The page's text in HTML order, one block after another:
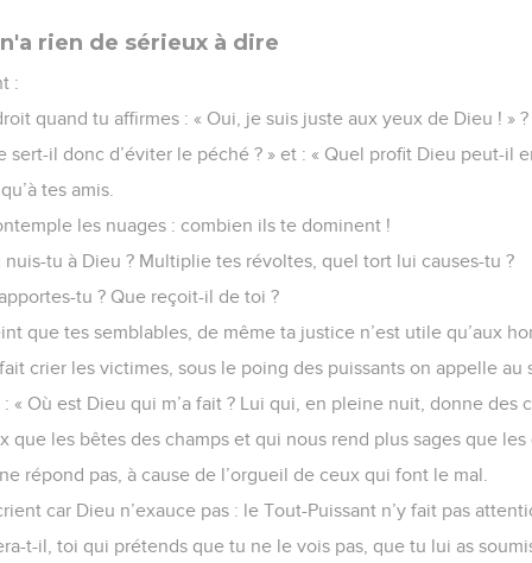
rien de sérieux à dire
:
quand tu affirmes : « Oui, je suis juste aux yeux de Dieu ! » ?
sert-il donc d’éviter le péché ? » et : « Quel profit Dieu peut-il
tes amis.
les nuages : combien ils te dominent !
nuis-tu à Dieu ? Multiplie tes révoltes, quel tort lui causes-tu ?
tu ? Que reçoit-il de toi ?
que tes semblables, de même ta justice n’est utile qu’aux
crier les victimes, sous le poing des puissants on appelle au
« Où est Dieu qui m’a fait ? Lui qui, en pleine nuit, donne des
que les bêtes des champs et qui nous rend plus sages que les
répond pas, à cause de l’orgueil de ceux qui font le mal.
car Dieu n’exauce pas : le Tout-Puissant n’y fait pas
t-il, toi qui prétends que tu ne le vois pas, que tu lui as